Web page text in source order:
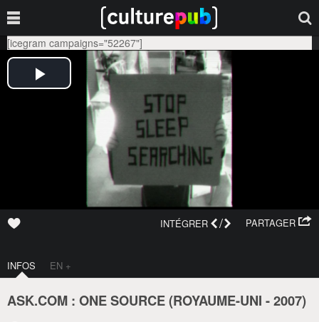
[icegram campaigns="52267"]
PARTAGER
INTÉGRER /
INFOS EN +
ASK.COM : ONE SOURCE (ROYAUME-UNI -2007)